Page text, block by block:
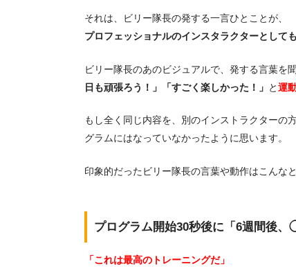
それは、ビリー隊長の発する一言ひとことが、
プロフェッショナルのインスタラクターとして
ビリー隊長のあのビジュアルで、発する言葉を
日も頑張ろう！」「すごく楽しかった！」 と運
もし全く同じ内容を、別のインストラクターの
グラムにはなっていなかったように思います。
印象的だったビリー隊長の言葉や動作はこんな
プログラム開始30秒後に「6週間後
「これは最高のトレーニングだ」